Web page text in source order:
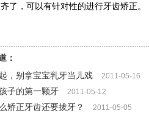
了，可以有针对性的进行牙齿矫正。
：
，别拿宝宝乳牙当儿戏
2011-05-16
子的第一颗牙 2011-05-12
矫正牙齿还要拔牙？ 2011-05-05